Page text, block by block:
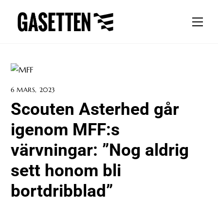
content
6 MARS, 2023
Scouten Asterhed går
igenom MFF:s
värvningar: ”Nog aldrig
sett honom bli
bortdribblad”